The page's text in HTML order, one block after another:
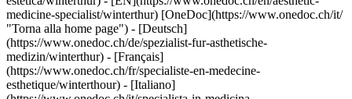
medicine-specialist/winterthur) [OneDoc](https://www.onedoc.ch/it/
"Torna alla home page") - [Deutsch]
(https://www.onedoc.ch/de/spezialist-fur-asthetische-
medizin/winterthur) - [Français]
(https://www.onedoc.ch/fr/specialiste-en-medecine-
esthetique/winterthour) - [Italiano]